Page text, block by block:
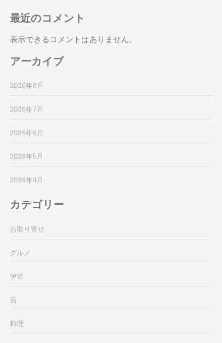
最近のコメント
表示できるコメントはありません。
アーカイブ
2026年8月
2026年7月
2026年6月
2026年5月
2026年4月
カテゴリー
お取り寄せ
グルメ
伊達
店
料理